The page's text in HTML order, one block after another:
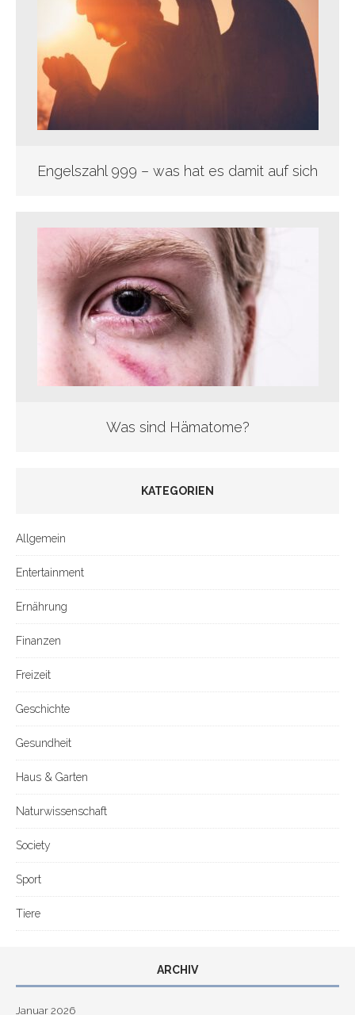
Engelszahl 999 – was hat es damit auf sich
Was sind Hämatome?
KATEGORIEN
Allgemein
Entertainment
Ernährung
Finanzen
Freizeit
Geschichte
Gesundheit
Haus & Garten
Naturwissenschaft
Society
Sport
Tiere
ARCHIV
Januar 2026